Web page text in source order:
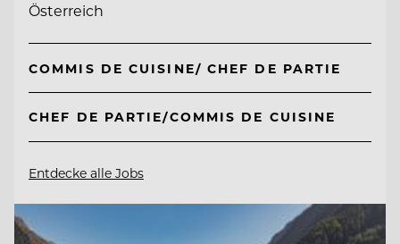
Österreich
COMMIS DE CUISINE/ CHEF DE PARTIE
CHEF DE PARTIE/COMMIS DE CUISINE
Entdecke alle Jobs